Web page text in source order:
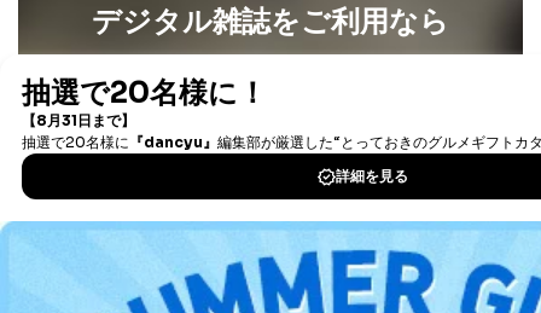
デジタル雑誌をご利用なら
書籍）が無料で読み放題！
DOWNLOAD FOR IOS
DOWNLOAD FOR ANDROID